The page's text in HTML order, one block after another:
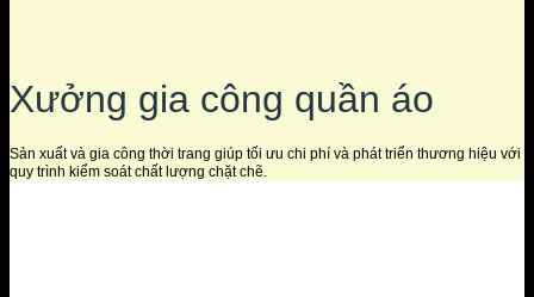
Xưởng gia công quần áo
Sản xuất và gia công thời trang giúp tối ưu chi phí và phát triển thương hiệu với
quy trình kiểm soát chất lượng chặt chẽ.